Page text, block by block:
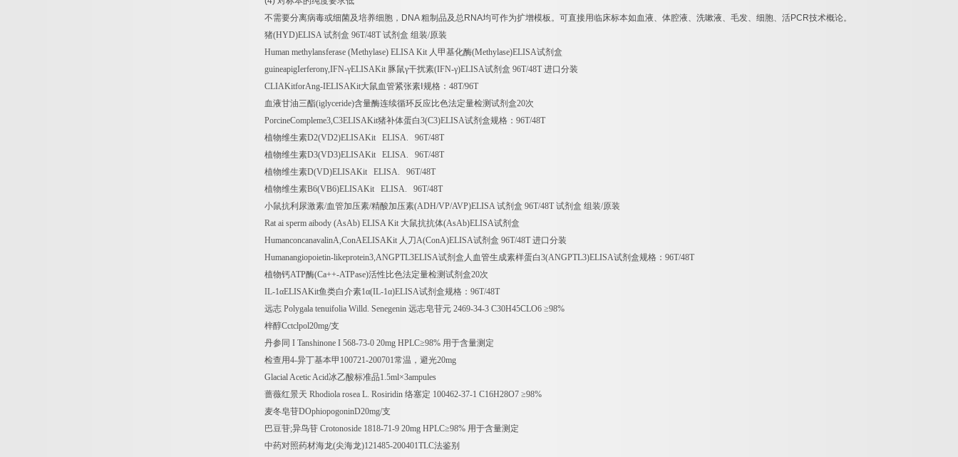
不需要分离病毒或细菌及培养细胞， DNA粗制品及总 RNA均可作为扩增模板。可直接用临床标本如血液、体腔液、洗嗽液、毛发、细胞、活PCR技术概论。
猪(HYD)ELISA试剂盒 96T/48T 试剂盒 组装/原装
Human methylansferase (Methylase) ELISA Kit 人甲基化酶(Methylase)ELISA试剂盒
guineapigIerferonγ,IFN-γELISAKit 豚鼠γ干扰素(IFN-γ)ELISA试剂盒 96T/48T 进口分装
CLIAKitforAng-IELISAKit大鼠血管紧张素Ⅰ规格： 48T/96T
血液甘油三酯(iglyceride)含量酶连续循环反应比色法定量检测试剂盒20次
PorcineCompleme3,C3ELISAKit猪补体蛋白3(C3)ELISA试剂盒规格： 96T/48T
植物维生素D2(VD2)ELISAKit ELISA. 96T/48T
植物维生素D3(VD3)ELISAKit ELISA. 96T/48T
植物维生素D(VD)ELISAKit ELISA. 96T/48T
植物维生素B6(VB6)ELISAKit ELISA. 96T/48T
小鼠抗利尿激素/血管加压素/精酸加压素(ADH/VP/AVP)ELISA试剂盒 96T/48T 试剂盒 组装/原装
Rat ai sperm aibody (AsAb) ELISA Kit 大鼠抗抗体(AsAb)ELISA试剂盒
HumanconcanavalinA,ConAELISAKit 人刀A(ConA)ELISA试剂盒 96T/48T 进口分装
Humanangiopoietin-likeprotein3,ANGPTL3ELISA试剂盒人血管生成素样蛋白3(ANGPTL3)ELISA试剂盒规格： 96T/48T
植物钙ATP酶(Ca++-ATPase)活性比色法定量检测试剂盒20次
IL-1αELISAKit鱼类白介素1α(IL-1α)ELISA试剂盒规格： 96T/48T
远志 Polygala tenuifolia Willd. Senegenin 远志皂苷元 2469-34-3 C30H45CLO6 ≥98%
梓醇Cctclpol20mg/支
丹参同 I Tanshinone I 568-73-0 20mg HPLC≥98% 用于含量测定
检查用4-异丁基本甲 100721-200701常温，避光20mg
Glacial Acetic Acid冰乙酸标准品1.5ml×3ampules
蔷薇红景天 Rhodiola rosea L. Rosiridin 络塞定 100462-37-1 C16H28O7 ≥98%
麦冬皂苷DOphiopogoninD20mg/支
巴豆苷;异鸟苷 Crotonoside 1818-71-9 20mg HPLC≥98% 用于含量测定
中药对照药材海龙(尖海龙)121485-200401TLC法鉴别